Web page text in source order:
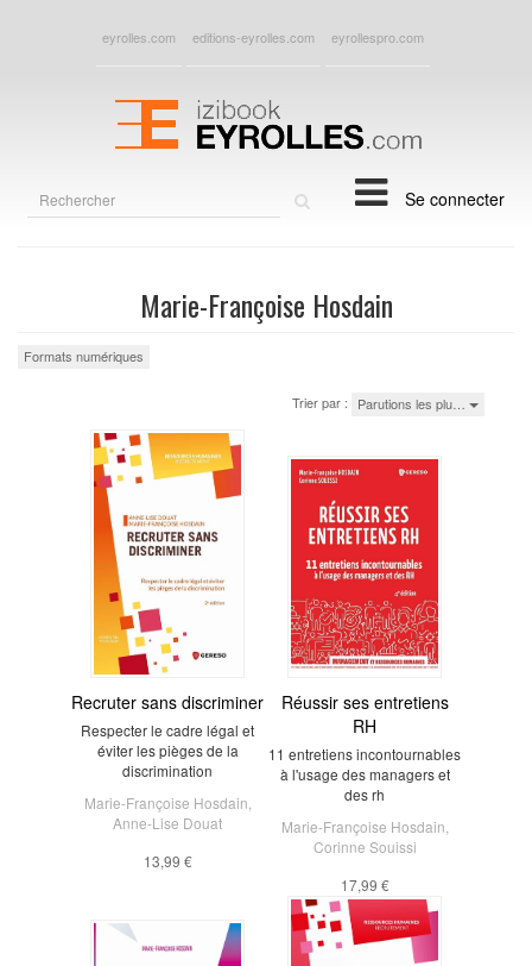
eyrolles.com editions-eyrolles.com eyrollespro.com
Se connecter
Marie-Françoise Hosdain
Formats numériques
Trier par : Parutions les plu…
Recruter sans discriminer
Respecter le cadre légal et
éviter les pièges de la
discrimination
Marie-Françoise Hosdain
Anne-Lise Douat
13,99 €
Réussir ses entretiens
RH
11 entretiens incontournables
à l'usage des managers et
des rh
Marie-Françoise Hosdain
Corinne Souissi
17,99 €